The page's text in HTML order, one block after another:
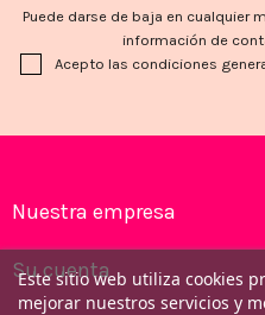
Puede darse de baja en cualquier
información de
Acepto las condiciones
Nuestra empresa
Su cuenta
Este sitio web utiliza cookies
mejorar nuestros servicios y